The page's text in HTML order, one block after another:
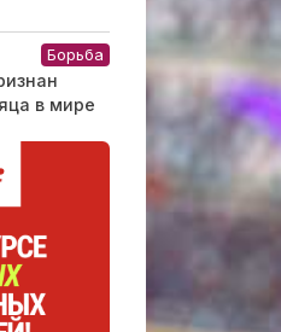
Борьба
в мире